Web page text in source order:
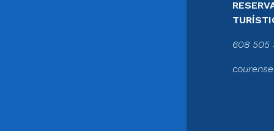
608 505